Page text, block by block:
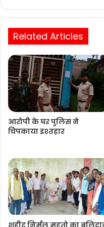
Related Articles
आरोपी के घर पुलिस ने
चिपकाया इश्तहार